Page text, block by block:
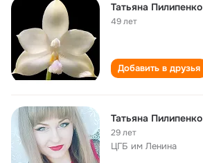
Татьяна Пилипенко
49 лет
Добавить в друзья
Татьяна Пилипенко
29 лет
ЦГБ им Ленина